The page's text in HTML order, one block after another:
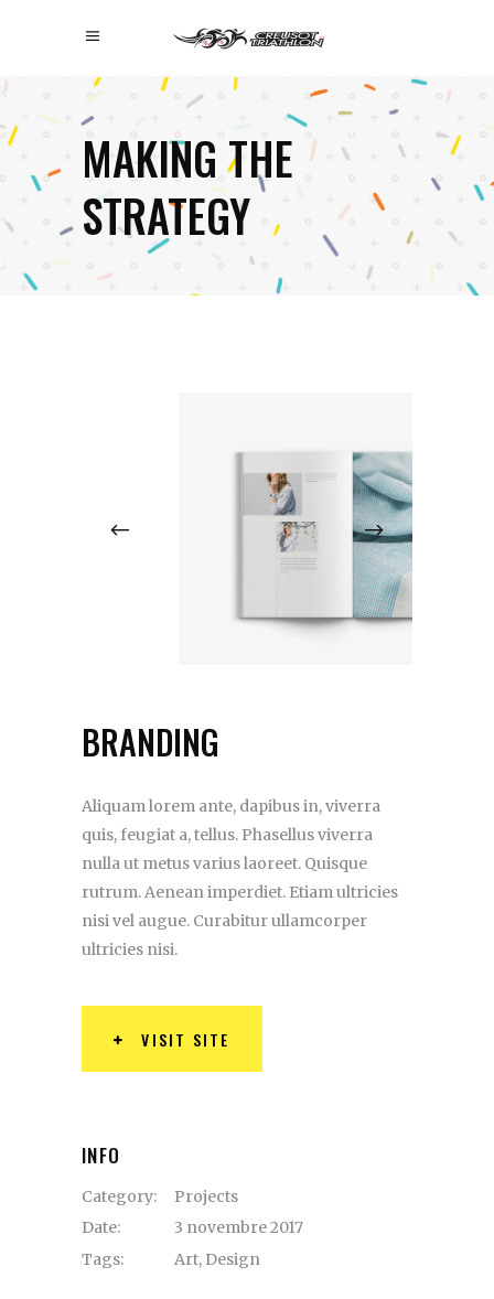
MAKING THE
STRATEGY
BRANDING
Aliquam lorem ante, dapibus in, viverra
quis, feugiat a, tellus. Phasellus viverra
nulla ut metus varius laoreet. Quisque
rutrum. Aenean imperdiet. Etiam ultricies
nisi vel augue. Curabitur ullamcorper
ultricies nisi.
VISIT SITE
INFO
Category:
Projects
Date:
3 novembre 2017
Tags:
Art, Design